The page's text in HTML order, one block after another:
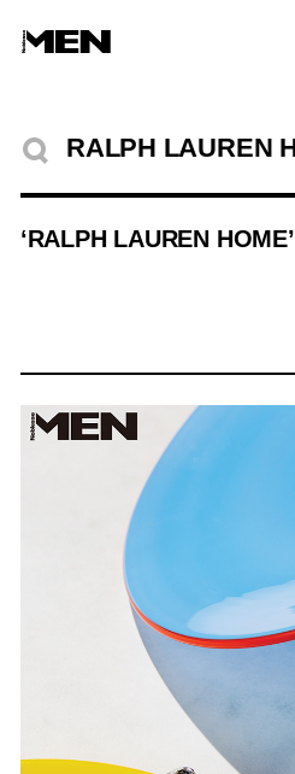
검색결과
‘RALPH LAUREN HOME’